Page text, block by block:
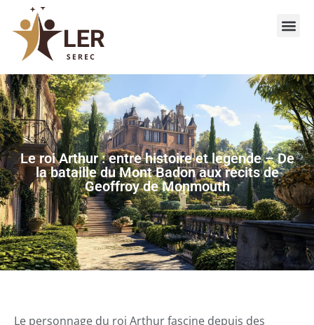
Le roi Arthur : entre histoire et legende – De
la bataille du Mont Badon aux recits de
Geoffroy de Monmouth
Le personnage du roi Arthur fascine depuis des